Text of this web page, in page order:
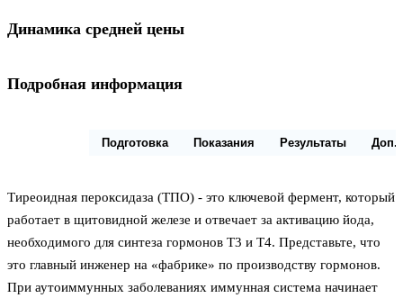
Динамика средней цены
Подробная информация
Подготовка Показания Результаты Доп.
Тиреоидная пероксидаза (ТПО) - это ключевой фермент, который
работает в щитовидной железе и отвечает за активацию йода,
необходимого для синтеза гормонов Т3 и Т4. Представьте, что
это главный инженер на «фабрике» по производству гормонов.
При аутоиммунных заболеваниях иммунная система начинает